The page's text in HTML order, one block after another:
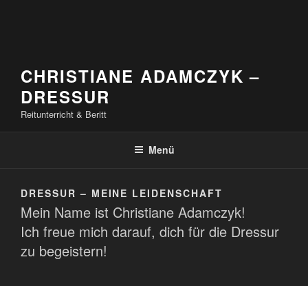
CHRISTIANE ADAMCZYK –
DRESSUR
Reitunterricht & Beritt
Menü
DRESSUR – MEINE LEIDENSCHAFT
Mein Name ist Christiane Adamczyk!
Ich freue mich darauf, dich für die Dressur
zu begeistern!